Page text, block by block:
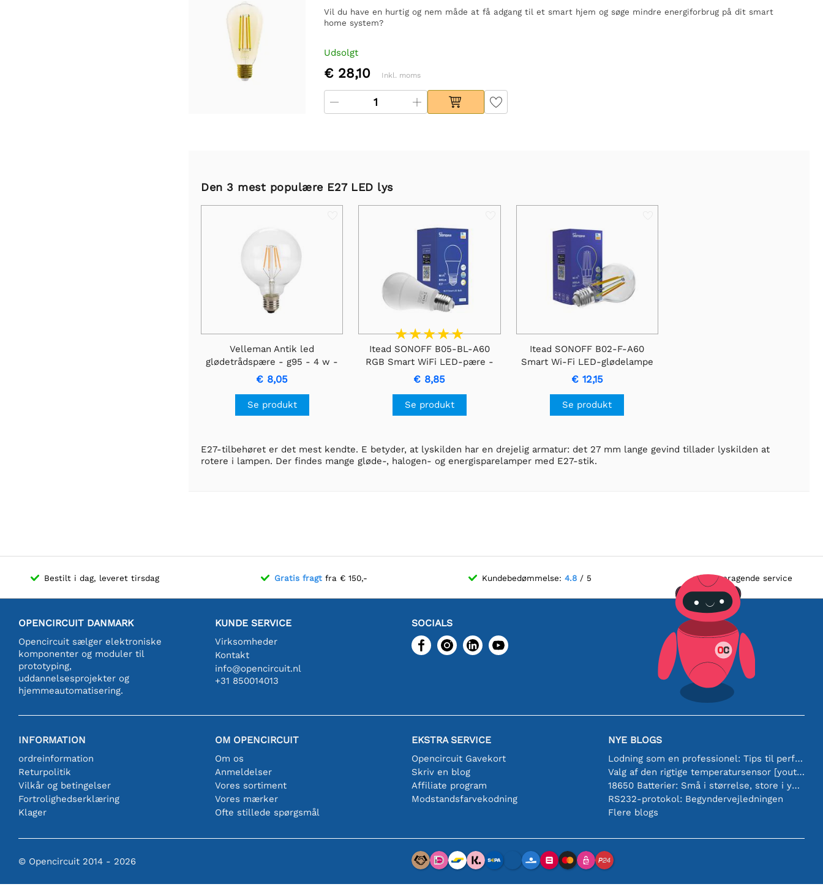
Vil du have en hurtig og nem måde at få adgang til et smart hjem og søge mindre energiforbrug på dit smart
home system?
Udsolgt
€ 28,10 Inkl. moms
Den 3 mest populære E27 LED lys
Velleman Antik led
glødetrådspære - g95 - 4 w -
e27 - intens varm hvid
€ 8,05
Se produkt
Itead SONOFF B05-BL-A60
RGB Smart WiFi LED-pære -
E27
€ 8,85
Se produkt
Itead SONOFF B02-F-A60
Smart Wi-Fi LED-glødelampe
- E27
€ 12,15
Se produkt
E27-tilbehøret er det mest kendte. E betyder, at lyskilden har en drejelig armatur: det 27 mm lange gevind tillader lyskilden at
rotere i lampen. Der findes mange gløde-, halogen- og energisparelamper med E27-stik.
Bestilt i dag, leveret tirsdag Gratis fragtfra € 150,- Kundebedømmelse:4.8 / 5 Fremragende service
OPENCIRCUIT DANMARK
Opencircuit sælger elektroniske
komponenter og moduler til
prototyping,
uddannelsesprojekter og
hjemmeautomatisering.
KUNDE SERVICE
Virksomheder
Kontakt
info@opencircuit.nl
+31 850014013
SOCIALS
INFORMATION
ordreinformation
Returpolitik
Vilkår og betingelser
Fortrolighedserklæring
Klager
OM OPENCIRCUIT
Om os
Anmeldelser
Vores sortiment
Vores mærker
Ofte stillede spørgsmål
EKSTRA SERVICE
Opencircuit Gavekort
Skriv en blog
Affiliate program
Modstandsfarvekodning
NYE BLOGS
Lodning som en professionel: Tips til perfekte elektroniske forbindelser
Valg af den rigtige temperatursensor [youtube]
18650 Batterier: Små i størrelse, store i ydeevne
RS232-protokol: Begyndervejledningen
Flere blogs
© Opencircuit 2014 - 2026